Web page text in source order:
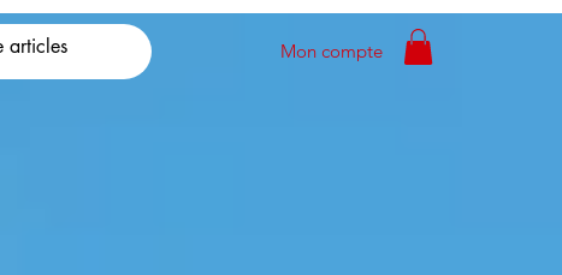
Mon compte